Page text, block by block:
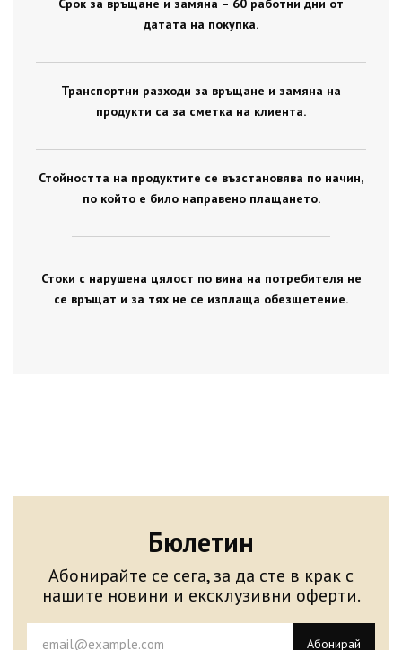
Срок за връщане и замяна – 60 работни дни от
датата на покупка.
Транспортни разходи за връщане и замяна на
продукти са за сметка на клиента.
Стойността на продуктите се възстановява по начин,
по който е било направено плащането.
Стоки с нарушена цялост по вина на потребителя не
се връщат и за тях не се изплаща обезщетение.
Бюлетин
Абонирайте се сега, за да сте в крак с
нашите новини и ексклузивни оферти.
Абонирай